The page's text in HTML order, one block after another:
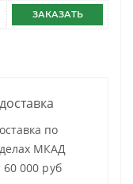
ЗАКАЗАТЬ
по
МКАД
60 000 руб